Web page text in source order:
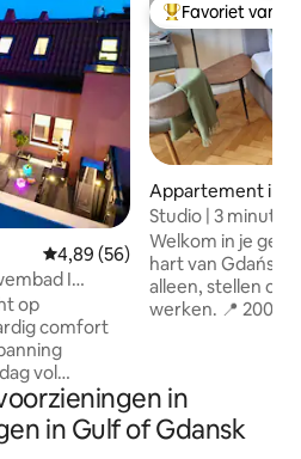
Gemiddelde beoordeling van
4,89 (56)
I
Gdansk
op
comfort
vol
dat kan – en
bovenste
gebouw op
Topfavoriet van
Favoriet van
Appartement in
Studio | 3
station | Balkon
​Welkom in je
hart van Gdańsk!
alleen, stellen of
werken. ​📍 200 m naar het centraal
en winkels 💻
werkruimte ☕
in
in Gulf of Gdansk